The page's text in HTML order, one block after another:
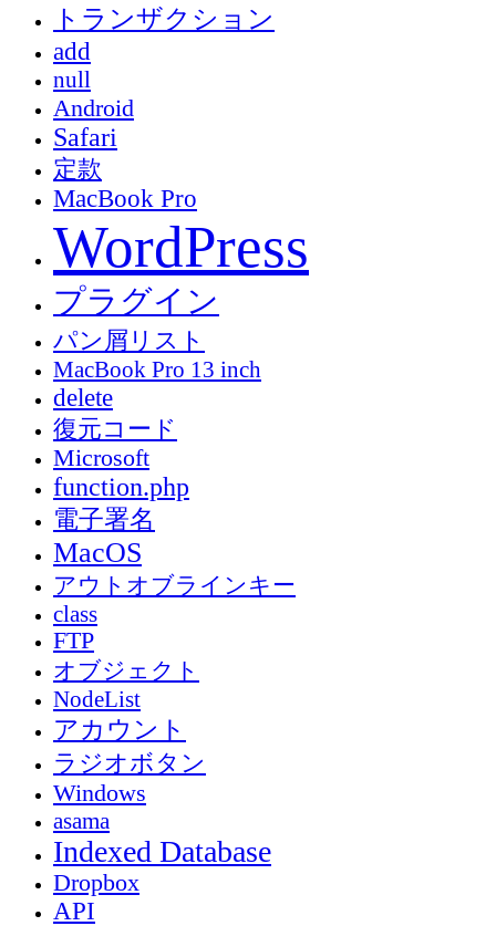
トランザクション
add
null
Android
Safari
定款
MacBook Pro
WordPress
プラグイン
パン屑リスト
MacBook Pro 13 inch
delete
復元コード
Microsoft
function.php
電子署名
MacOS
アウトオブラインキー
class
FTP
オブジェクト
NodeList
アカウント
ラジオボタン
Windows
asama
Indexed Database
Dropbox
API